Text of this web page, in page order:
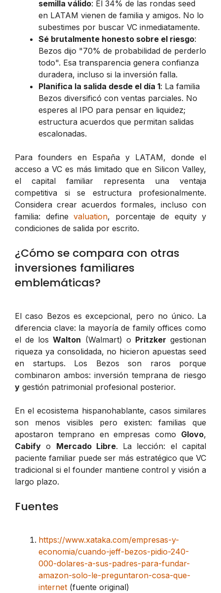
semilla válido: El 34% de las rondas seed
en LATAM vienen de familia y amigos. No lo
subestimes por buscar VC inmediatamente.
Sé brutalmente honesto sobre el riesgo:
Bezos dijo "70% de probabilidad de perderlo
todo". Esa transparencia genera confianza
duradera, incluso si la inversión falla.
Planifica la salida desde el día 1: La familia
Bezos diversificó con ventas parciales. No
esperes al IPO para pensar en liquidez;
estructura acuerdos que permitan salidas
escalonadas.
Para founders en España y LATAM, donde el
acceso a VC es más limitado que en Silicon Valley,
el capital familiar representa una ventaja
competitiva si se estructura profesionalmente.
Considera crear acuerdos formales, incluso con
familia: define valuation, porcentaje de equity y
condiciones de salida por escrito.
¿Cómo se compara con otras
inversiones familiares
emblemáticas?
El caso Bezos es excepcional, pero no único. La
diferencia clave: la mayoría de family offices como
el de losWalton (Walmart) o Pritzker gestionan
riqueza ya consolidada, no hicieron apuestas seed
en startups. Los Bezos son raros porque
combinaron ambos: inversión temprana de riesgo
y gestión patrimonial profesional posterior.
En el ecosistema hispanohablante, casos similares
son menos visibles pero existen: familias que
apostaron temprano en empresas como Glovo,
Cabify o Mercado Libre. La lección: el capital
paciente familiar puede ser más estratégico que VC
tradicional si el founder mantiene control y visión a
largo plazo.
Fuentes
https://www.xataka.com/empresas-y-
economia/cuando-jeff-bezos-pidio-240-
000-dolares-a-sus-padres-para-fundar-
amazon-solo-le-preguntaron-cosa-que-
internet (fuente original)